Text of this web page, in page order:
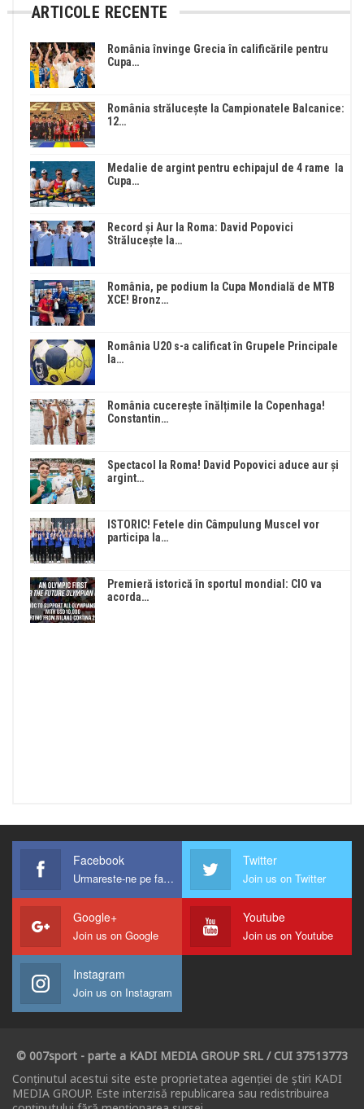
ARTICOLE RECENTE
România învinge Grecia în calificările pentru
Cupa…
România strălucește la Campionatele Balcanice:
12…
Medalie de argint pentru echipajul de 4 rame la
Cupa…
Record și Aur la Roma: David Popovici
Strălucește la…
România, pe podium la Cupa Mondială de MTB
XCE! Bronz…
România U20 s-a calificat în Grupele Principale
la…
România cucerește înălțimile la Copenhaga!
Constantin…
Spectacol la Roma! David Popovici aduce aur și
argint…
ISTORIC! Fetele din Câmpulung Muscel vor
participa la…
Premieră istorică în sportul mondial: CIO va
acorda…
Facebook
Urmareste-ne pe facebook !
Twitter
Join us on Twitter
Google+
Join us on Google
Youtube
Join us on Youtube
Instagram
Join us on Instagram
© 007sport - parte a KADI MEDIA GROUP SRL / CUI 37513773
Conținutul acestui site este proprietatea agenției de știri KADI
MEDIA GROUP. Este interzisă republicarea sau redistribuirea